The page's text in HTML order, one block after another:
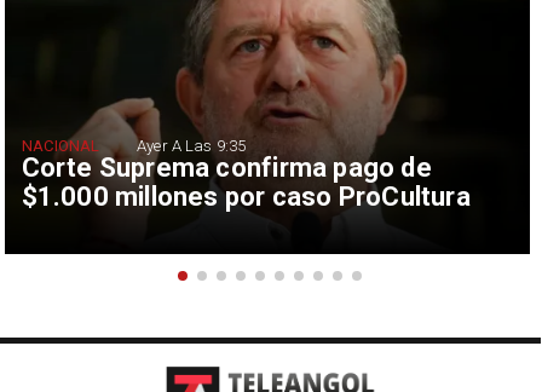
Corte Suprema confirma pago de
$1.000 millones por caso ProCultura
NACIONAL Ayer A Las 9:35